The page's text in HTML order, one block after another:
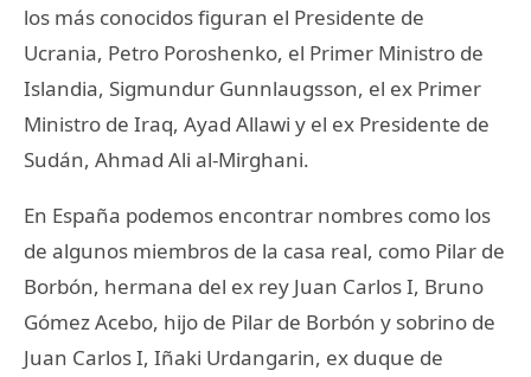
los más conocidos figuran el Presidente de
Ucrania, Petro Poroshenko, el Primer Ministro de
Islandia, Sigmundur Gunnlaugsson, el ex Primer
Ministro de Iraq, Ayad Allawi y el ex Presidente de
Sudán, Ahmad Ali al-Mirghani.
En España podemos encontrar nombres como los
de algunos miembros de la casa real, como Pilar de
Borbón, hermana del ex rey Juan Carlos I, Bruno
Gómez Acebo, hijo de Pilar de Borbón y sobrino de
Juan Carlos I, Iñaki Urdangarin, ex duque de